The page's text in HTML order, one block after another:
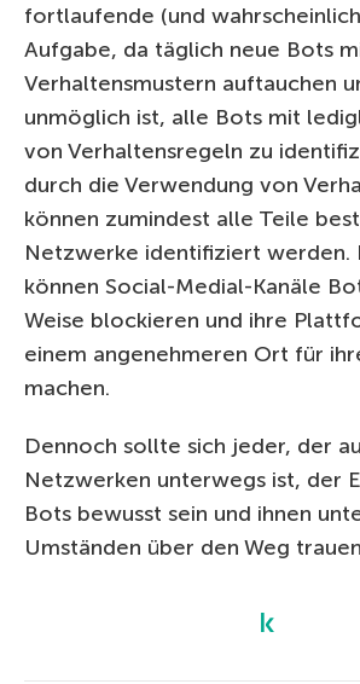
fortlaufende (und
Aufgabe, da täglich neue Bots
Verhaltensmustern auftauchen
unmöglich ist, alle Bots mit
von Verhaltensregeln zu
durch die Verwendung von
können zumindest alle Teile
Netzwerke identifiziert werden.
können Social-Medial-Kanäle
Weise blockieren und ihre
einem angenehmeren Ort für
machen.
Dennoch sollte sich jeder, der
Netzwerken unterwegs ist, der
Bots bewusst sein und ihnen
Umständen über den Weg